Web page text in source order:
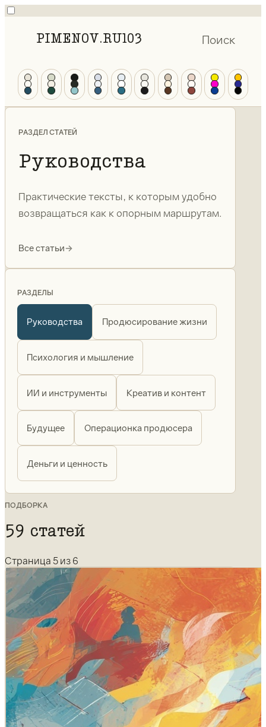
PIMENOV.RU103 Поиск
РАЗДЕЛ СТАТЕЙ
Руководства
Практические тексты, к которым удобно
возвращаться как к опорным маршрутам.
Все статьи→
РАЗДЕЛЫ
Руководства Продюсирование жизни
Психология и мышление
ИИ и инструменты Креатив и контент
Будущее Операционка продюсера
Деньги и ценность
ПОДБОРКА
59 статей
Страница 5 из 6